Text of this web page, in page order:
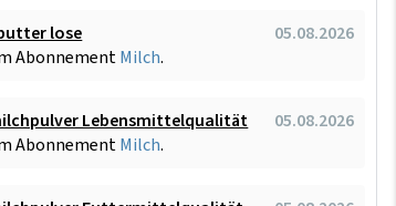
lose
05.08.2026
AbonnementMilch.
Lebensmittelqualität
05.08.2026
AbonnementMilch.